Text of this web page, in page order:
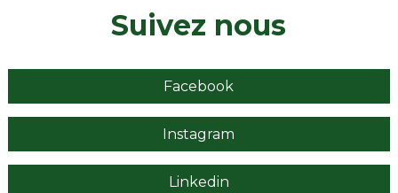
Suivez nous
Facebook
Instagram
Linkedin